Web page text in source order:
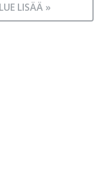
LUE LISÄÄ »